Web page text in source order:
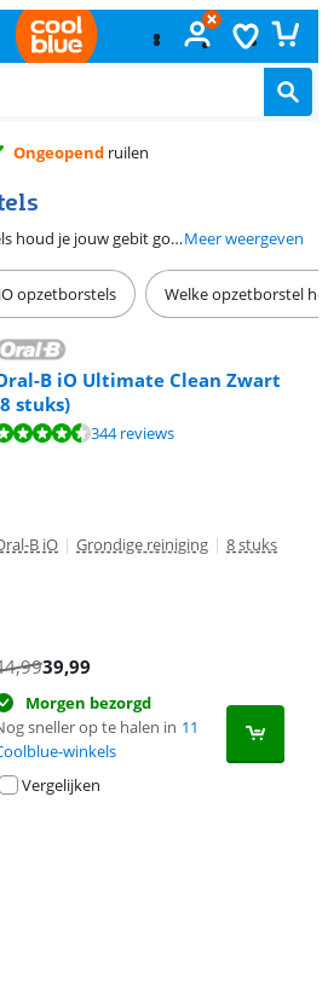
Ongeopend ruilen
Met de Oral-B opzetborstels houd je jouw gebit goed schoon. Door het vele poetsen slijten de haartjes van de Oral-B opzetstukjes, hierdoor verliezen ze hun werking. Wij raden daarom aan dat je de opzetborstel elke 3 maanden vervangt. Kijk goed welke opzetstukjes van Oral-B op jouw tandenborstel passen. Zo zijn er opzetborstels voor de Oral-B iO tandenborstels, maar ook voor de Pro modellen. Welk Oral-B opzetstuk je nodig hebt, hangt ook af van jouw behoeften. Er zijn bijvoorbeeld borstels voor wittere tanden en voor gevoelig tandvlees.Meer weergeven
opzetborstels Welke opzetborstel
B iO Ultimate Clean Zwart
stuks)
gebaseerd op 344 reviews.
344 reviews
B iO | Grondige reiniging | 8 stuks
39,99
Morgen bezorgd
sneller op te halen in 11
winkels
Vergelijken